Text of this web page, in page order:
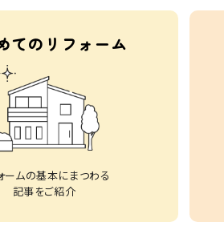
てのリフォーム
ームの基本にまつわる
記事をご紹介